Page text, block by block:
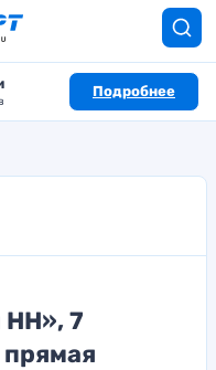
Подробнее
НН», 7
прямая